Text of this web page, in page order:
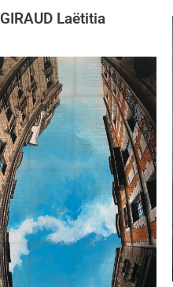
GIRAUD Laëtitia